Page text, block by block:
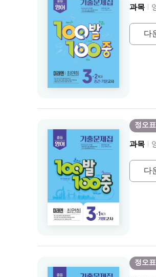
과목
다
정오표
과목
다
정오표